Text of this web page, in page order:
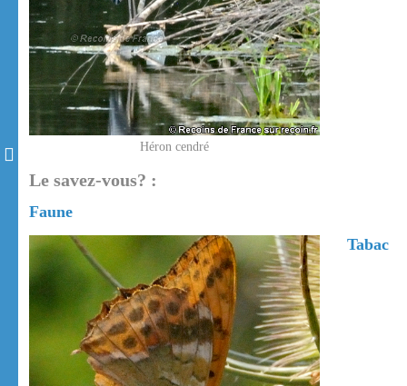
Héron cendré
Le savez-vous? :
Faune
Tabac